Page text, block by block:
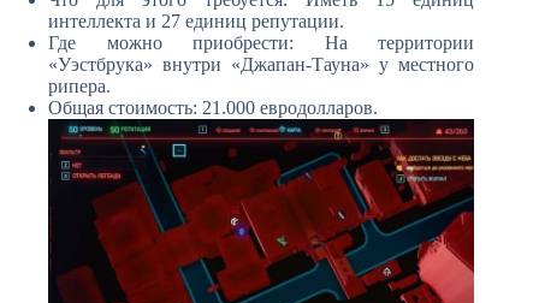
интеллекта и 27 единиц репутации.
Где можно приобрести: На территории
«Уэстбрука» внутри «Джапан-Тауна» у местного
рипера.
Общая стоимость: 21.000 евродолларов.